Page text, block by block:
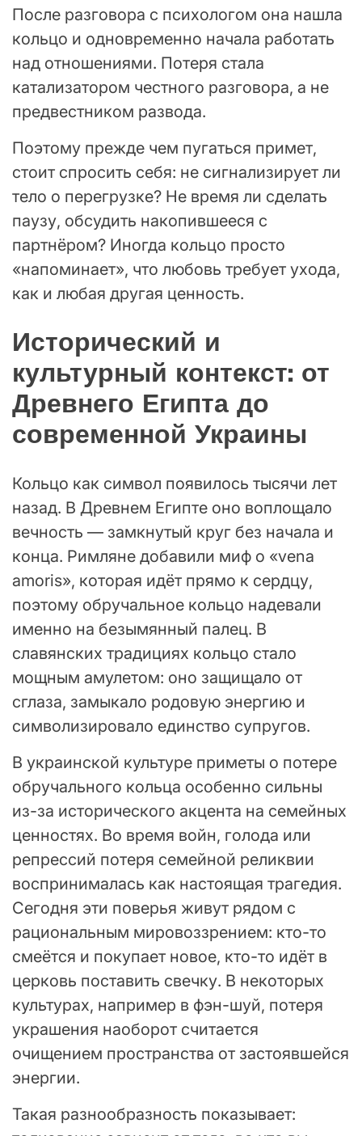
После разговора с психологом она нашла
кольцо и одновременно начала работать
над отношениями. Потеря стала
катализатором честного разговора, а не
предвестником развода.
Поэтому прежде чем пугаться примет,
стоит спросить себя: не сигнализирует ли
тело о перегрузке? Не время ли сделать
паузу, обсудить накопившееся с
партнёром? Иногда кольцо просто
«напоминает», что любовь требует ухода,
как и любая другая ценность.
Исторический и
культурный контекст: от
Древнего Египта до
современной Украины
Кольцо как символ появилось тысячи лет
назад. В Древнем Египте оно воплощало
вечность — замкнутый круг без начала и
конца. Римляне добавили миф о «vena
amoris», которая идёт прямо к сердцу,
поэтому обручальное кольцо надевали
именно на безымянный палец. В
славянских традициях кольцо стало
мощным амулетом: оно защищало от
сглаза, замыкало родовую энергию и
символизировало единство супругов.
В украинской культуре приметы о потере
обручального кольца особенно сильны
из-за исторического акцента на семейных
ценностях. Во время войн, голода или
репрессий потеря семейной реликвии
воспринималась как настоящая трагедия.
Сегодня эти поверья живут рядом с
рациональным мировоззрением: кто-то
смеётся и покупает новое, кто-то идёт в
церковь поставить свечку. В некоторых
культурах, например в фэн-шуй, потеря
украшения наоборот считается
очищением пространства от застоявшейся
энергии.
Такая разнообразность показывает: